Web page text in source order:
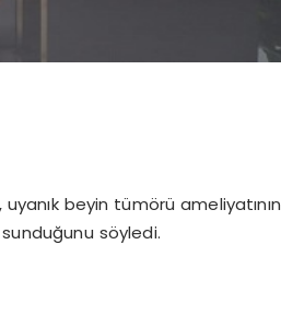
beyin tümörü ameliyatının
söyledi.